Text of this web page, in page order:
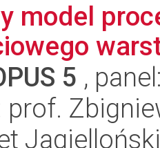
model
5 ,
prof.